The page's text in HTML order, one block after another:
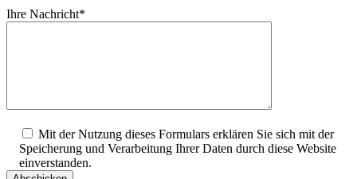
Ihre Nachricht*
Mit der Nutzung dieses Formulars erklären Sie sich mit der
Speicherung und Verarbeitung Ihrer Daten durch diese Website
einverstanden.